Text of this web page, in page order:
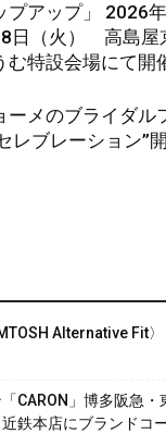
プアップ」 2026
日（火） 高島屋
む特設会場にて開
ーメのブライダル
レブレーション”
Alternative Fit〉
CARON」博多阪急・
鉄本店にブランドコ